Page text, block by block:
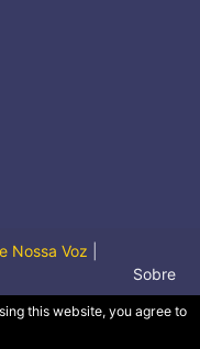
Nossa Voz
Sobre
this website, you agree to